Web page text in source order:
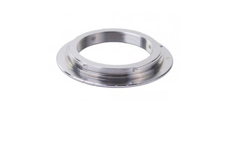
GLI ORDINI SARANNO EVASI